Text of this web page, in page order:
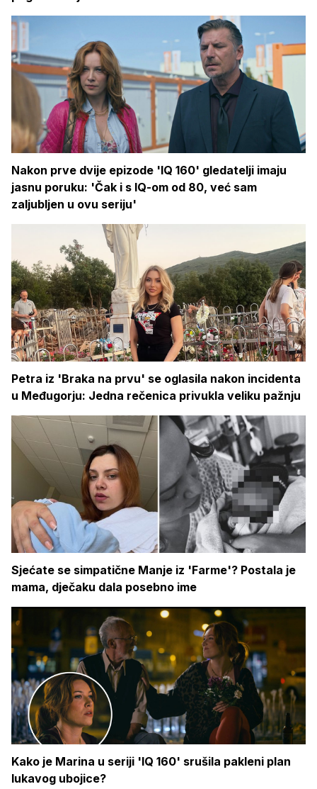
Nakon prve dvije epizode 'IQ 160' gledatelji imaju
jasnu poruku: 'Čak i s IQ-om od 80, već sam
zaljubljen u ovu seriju'
Petra iz 'Braka na prvu' se oglasila nakon incidenta
u Međugorju: Jedna rečenica privukla veliku pažnju
Sjećate se simpatične Manje iz 'Farme'? Postala je
mama, dječaku dala posebno ime
Kako je Marina u seriji 'IQ 160' srušila pakleni plan
lukavog ubojice?